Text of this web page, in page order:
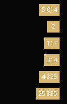
5.014
2
117
314
4.355
29.335